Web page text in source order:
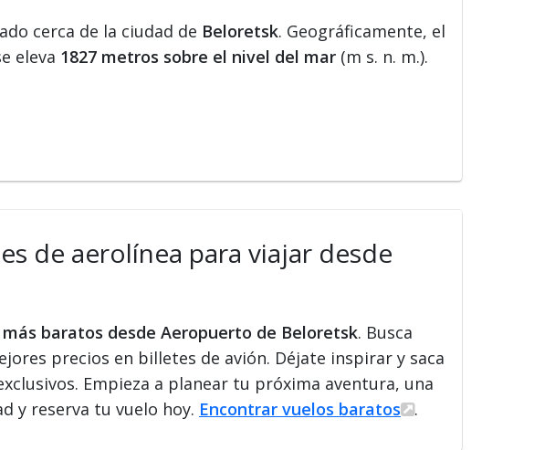
cerca de la ciudad de Beloretsk. Geográficamente, el
eleva 1827 metros sobre el nivel del mar (m s. n. m.).
de aerolínea para viajar desde
baratos desde Aeropuerto de Beloretsk. Busca
precios en billetes de avión. Déjate inspirar y saca
Empieza a planear tu próxima aventura, una
y reserva tu vuelo hoy. Encontrar vuelos baratos .